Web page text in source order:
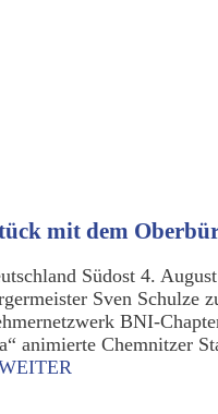
mit dem
Südost 4.
Sven Schulze
BNI-
animierte Chemnitzer